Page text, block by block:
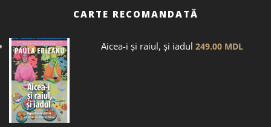
CARTE RECOMANDATĂ
Aicea-i și raiul, și iadul 249.00 MDL